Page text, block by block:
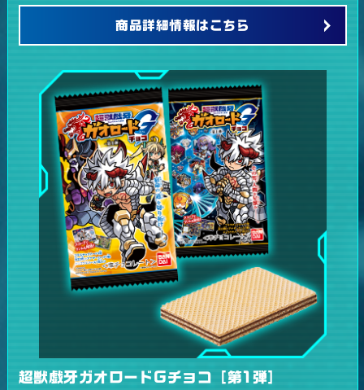
商品詳細情報はこちら
超獣戯牙ガオロードGチョコ［第1弾］